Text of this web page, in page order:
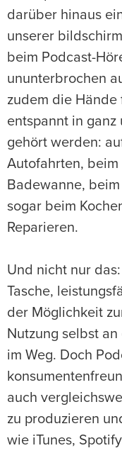
darüber hinaus
unserer
beim Podcast-
ununterbrochen
zudem die Hände
entspannt in
gehört werden:
Autofahrten,
Badewanne,
sogar beim
Reparieren.
Und nicht nur
Tasche,
der Möglichkeit
Nutzung selbst
im Weg. Doch
auch
zu produzieren
wie iTunes,